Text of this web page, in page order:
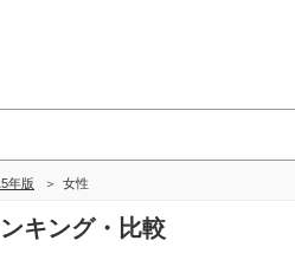
年版 女性
キング・比較